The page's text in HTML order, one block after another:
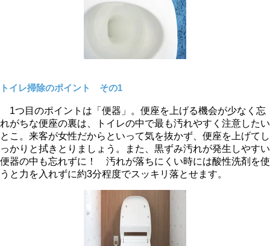
トイレ掃除のポイント その1
1つ目のポイントは「便器」。便座を上げる機会が少なく忘
れがちな便座の裏は、トイレの中で最も汚れやすく注意したい
とこ。来客が女性だからといって気を抜かず、便座を上げてし
っかりと拭きとりましょう。また、黒ずみ汚れが発生しやすい
便器の中も忘れずに！ 汚れが落ちにくい時には酸性洗剤を使
うと力を入れずに約3分程度でスッキリ落とせます。